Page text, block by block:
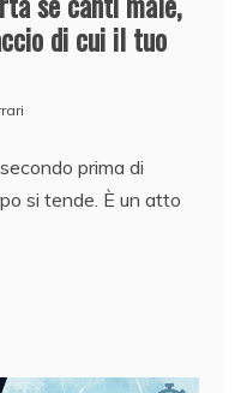
di cui il tuo
prima di
si tende. È un atto